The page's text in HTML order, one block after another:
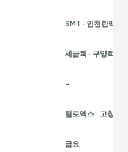
SMT · 인천한맥
세금회 · 구양회
-
팀로덱스 · 고창일
금요